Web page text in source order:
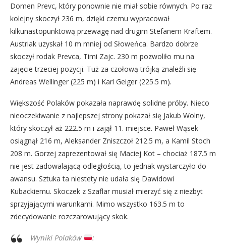
Domen Prevc, który ponownie nie miał sobie równych. Po raz
kolejny skoczył 236 m, dzięki czemu wypracował
kilkunastopunktową przewagę nad drugim Stefanem Kraftem.
Austriak uzyskał 10 m mniej od Słoweńca. Bardzo dobrze
skoczył rodak Prevca, Timi Zajc. 230 m pozwoliło mu na
zajęcie trzeciej pozycji. Tuż za czołową trójką znaleźli się
Andreas Wellinger (225 m) i Karl Geiger (225.5 m).
Większość Polaków pokazała naprawdę solidne próby. Nieco
nieoczekiwanie z najlepszej strony pokazał się Jakub Wolny,
który skoczył aż 222.5 m i zajął 11. miejsce. Paweł Wąsek
osiągnął 216 m, Aleksander Zniszczoł 212.5 m, a Kamil Stoch
208 m. Gorzej zaprezentował się Maciej Kot – chociaż 187.5 m
nie jest zadowalającą odległością, to jednak wystarczyło do
awansu. Sztuka ta niestety nie udała się Dawidowi
Kubackiemu. Skoczek z Szaflar musiał mierzyć się z niezbyt
sprzyjającymi warunkami. Mimo wszystko 163.5 m to
zdecydowanie rozczarowujący skok.
Wyniki Polaków :